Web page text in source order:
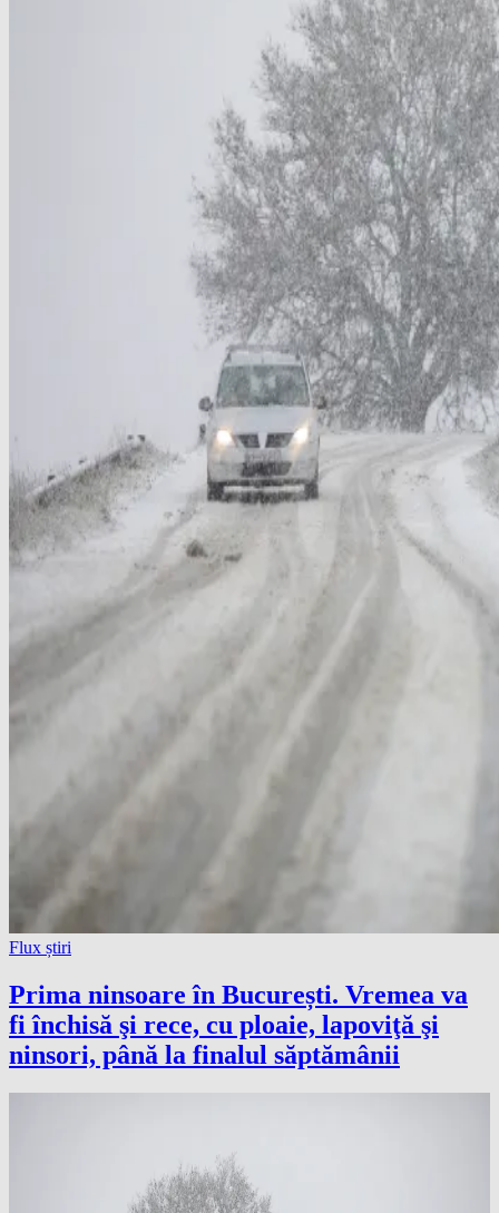
Flux știri
Prima ninsoare în București. Vremea va
fi închisă şi rece, cu ploaie, lapoviţă şi
ninsori, până la finalul săptămânii